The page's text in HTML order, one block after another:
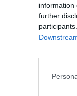
information
further
ügyészség
működési
szilágycsehi